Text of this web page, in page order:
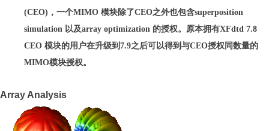
(CEO)，一个MIMO 模块除了CEO之外也包含superposition
simulation 以及array optimization 的授权。原本拥有XFdtd 7.8
CEO 模块的用户在升级到7.9之后可以得到与CEO授权同数量的
MIMO模块授权。
Array Analysis